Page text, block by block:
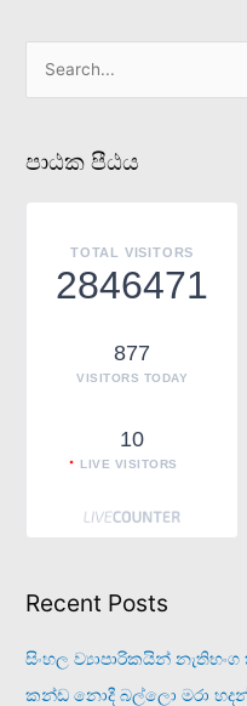
r
c
පාඨක පීඨය
TOTAL VISITORS
2846471
877
VISITORS TODAY
10
LIVE VISITORS
Recent Posts
සිංහල ව්‍යාපාරිකයින්
කන්ඩ නොදී බල්ලො මරා